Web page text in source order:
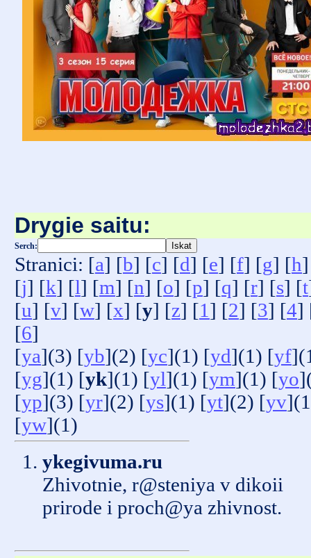
Drygie saitu:
Serch:
Stranici: [a] [b] [c] [d] [e] [f] [g] [h
[j] [k] [l] [m] [n] [o] [p] [q] [r] [s] [t
[u] [v] [w] [x] [y] [z] [1] [2] [3] [4]
[6]
[ya](3) [yb](2) [yc](1) [yd](1) [yf
[yg](1) [yk](1) [yl](1) [ym](1) [yo
[yp](3) [yr](2) [ys](1) [yt](2) [yv
[yw](1)
ykegivuma.ru
Zhivotnie, r@steniya v dikoii
prirode i proch@ya zhivnost.